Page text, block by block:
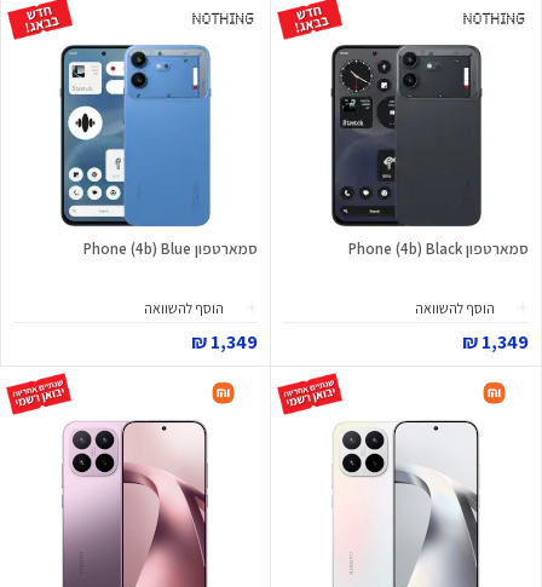
סמארטפון Phone (4b) Black
הוסף להשוואה
1,349 ₪
סמארטפון Phone (4b) Blue
הוסף להשוואה
1,349 ₪